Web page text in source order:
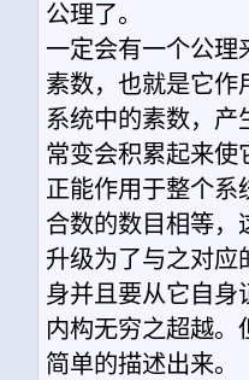
公理了。
一定会有一个公理
素数，也就是它作
系统中的素数，产
常变会积累起来使
正能作用于整个系
合数的数目相等，
升级为了与之对应
身并且要从它自身
内构无穷之超越
简单的描述出来。